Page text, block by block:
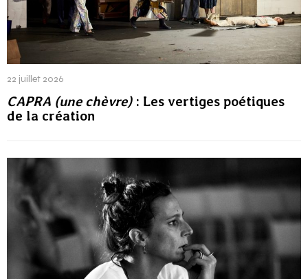
22 juillet 2026
CAPRA (une chèvre): Les vertiges poétiques
de la création